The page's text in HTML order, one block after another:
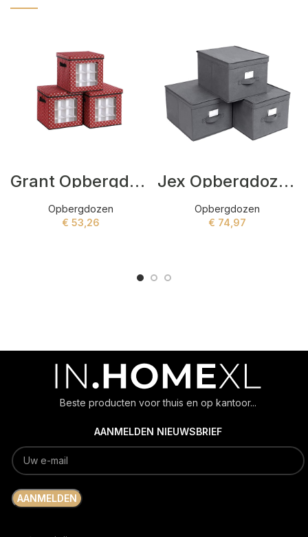
Grant Opbergdozen Rood
Opbergdozen
€ 53,26
Jex Opbergdozen Grijs
Opbergdozen
€ 74,97
Beste producten voor thuis en op kantoor...
AANMELDEN NIEUWSBRIEF